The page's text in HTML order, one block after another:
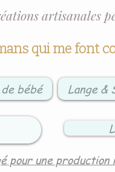
qui me font
artisanales
bébé Lange &
pour une production